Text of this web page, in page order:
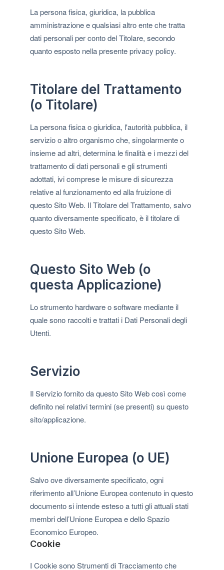
La persona fisica, giuridica, la pubblica
amministrazione e qualsiasi altro ente che tratta
dati personali per conto del Titolare, secondo
quanto esposto nella presente privacy policy.
Titolare del Trattamento
(o Titolare)
La persona fisica o giuridica, l'autorità pubblica, il
servizio o altro organismo che, singolarmente o
insieme ad altri, determina le finalità e i mezzi del
trattamento di dati personali e gli strumenti
adottati, ivi comprese le misure di sicurezza
relative al funzionamento ed alla fruizione di
questo Sito Web. Il Titolare del Trattamento, salvo
quanto diversamente specificato, è il titolare di
questo Sito Web.
Questo Sito Web (o
questa Applicazione)
Lo strumento hardware o software mediante il
quale sono raccolti e trattati i Dati Personali degli
Utenti.
Servizio
Il Servizio fornito da questo Sito Web così come
definito nei relativi termini (se presenti) su questo
sito/applicazione.
Unione Europea (o UE)
Salvo ove diversamente specificato, ogni
riferimento all’Unione Europea contenuto in questo
documento si intende esteso a tutti gli attuali stati
membri dell’Unione Europea e dello Spazio
Economico Europeo.
Cookie
I Cookie sono Strumenti di Tracciamento che